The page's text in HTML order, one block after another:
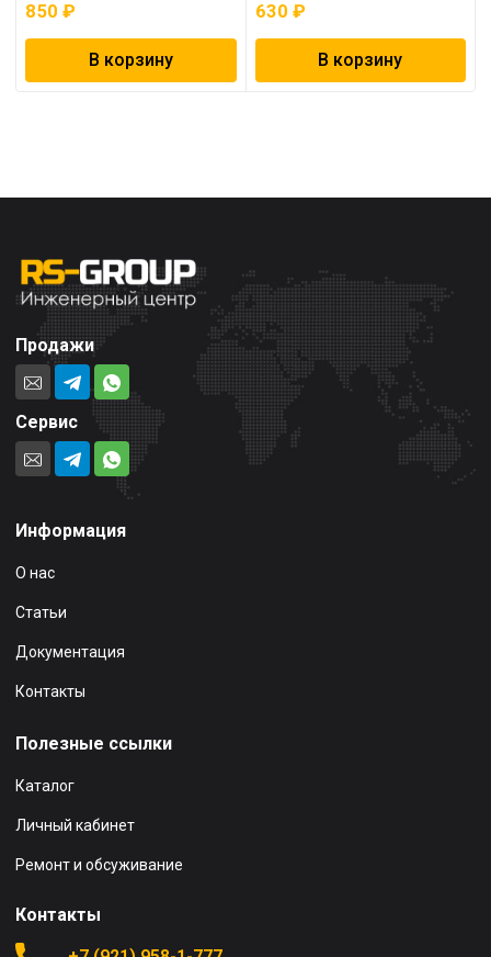
850 ₽
В корзину
630 ₽
В корзину
Продажи
Сервис
Информация
О нас
Статьи
Документация
Контакты
Полезные ссылки
Каталог
Личный кабинет
Ремонт и обсуживание
Контакты